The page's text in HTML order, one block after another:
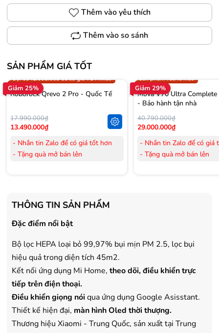
Thêm vào yêu thích
Thêm vào so sánh
SẢN PHẨM GIÁ TỐT
Giảm 25%
Trợ giá 300.000đ
Gọi 0942.008.009 để có giá TỐT nhất
Roborock Qrevo 2 Pro - Quốc Tế
17.990.000₫
13.490.000₫
- Nhắn tin Zalo để có giá tốt hơn
- Tặng quà mở bán lên
- Tặng Voucher trị giá 150.000đ
mua Máy lọc Không khí
- Cam kết hàng mới 100%.
Hà Nội, Hồ Chí Minh
- Vận chuyển Toàn Quốc.
- Bảo hành 24 tháng chính hãng
Giảm 29%
Sản phẩm vừa ra mắt
Mova V70 Ultra
- Bảo hành tận nhà
40.790.000₫
29.000.000₫
- Nhắn tin Zalo để có giá
- Tặng quà mở bán lên
Hà Nội, Hồ Chí Minh
- Bảo hành 36 tháng
THÔNG TIN SẢN PHẨM
Đặc điểm nổi bật
Bộ lọc HEPA loại bỏ 99,97% bụi mịn PM 2.5, lọc bụi
hiệu quả trong diện tích 45m2.
Kết nối ứng dụng Mi Home, theo dõi, điều khiển trực
tiếp trên điện thoại.
Điều khiển giọng nóiqua ứng dụng Google Asisstant.
Thiết kế hiện đại, màn hình Oled thời thượng.
Thương hiệu Xiaomi - Trung Quốc, sản xuất tại Trung